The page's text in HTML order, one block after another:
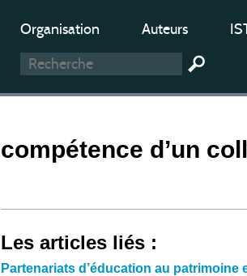
Organisation Auteurs
compétence d’un
Les articles liés :
Partenariats d’éducation au